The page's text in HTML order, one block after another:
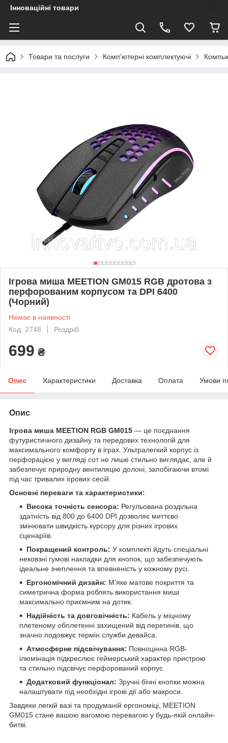
Інноваційні товари
Товари та послуги Комп'ютерні комплектуючі
Ігрова миша MEETION GM015 RGB дротова з
перфорованим корпусом та DPI 6400
(Чорний)
Немає в наявності
Код: 2748
Роздріб
699 ₴
Опис Характеристики Доставка Оплата Умови
Опис
Ігрова миша MEETION RGB GM015 — це поєднання
футуристичного дизайну та передових технологій для
максимального комфорту в іграх. Ультралегкий корпус із
перфорацією у вигляді сот не лише стильно виглядає, але й
забезпечує природну вентиляцію долоні, запобігаючи втомі
під час тривалих ігрових сесій.
Основні переваги та характеристики:
Висока точність сенсора: Регульована роздільна
здатність від 800 до 6400 DPI дозволяє миттєво
змінювати швидкість курсору для різних ігрових
сценаріїв.
Покращений контроль: У комплекті йдуть спеціальні
нековзні гумові накладки для кнопок, що забезпечують
ідеальне зчеплення та впевненість у кожному русі.
Ергономічний дизайн: М'яке матове покриття та
симетрична форма роблять використання миші
максимально приємним на дотик.
Надійність та довговічність: Кабель у міцному
плетеному обплетенні захищений від перегинів, що
значно подовжує термін служби девайса.
Атмосферне підсвічування: Повноцінна RGB-
ілюмінація підкреслює геймерський характер пристрою
та стильно підсвічує перфорований корпус.
Додатковий функціонал: Зручні бічні кнопки можна
налаштувати під необхідні ігрові дії або макроси.
Завдяки легкій вазі та продуманій ергономіці, MEETION
GM015 стане вашою вагомою перевагою у будь-якій онлайн-
битві.